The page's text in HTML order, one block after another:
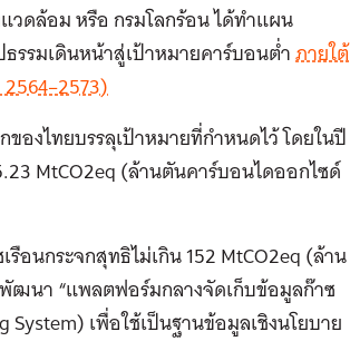
วดล้อม หรือ กรมโลกร้อน ได้ทำแผน
รรมเดินหน้าสู่เป้าหมายคาร์บอนต่ำภายใต้
องไทยบรรลุเป้าหมายที่กำหนดไว้ โดยในปี
MtCO2eq (ล้านตันคาร์บอนไดออกไซด์
อนกระจกสุทธิไม่เกิน 152 MtCO2eq (ล้าน
ฒนา “แพลตฟอร์มกลางจัดเก็บข้อมูลก๊าซ
System) เพื่อใช้เป็นฐานข้อมูลเชิงนโยบาย